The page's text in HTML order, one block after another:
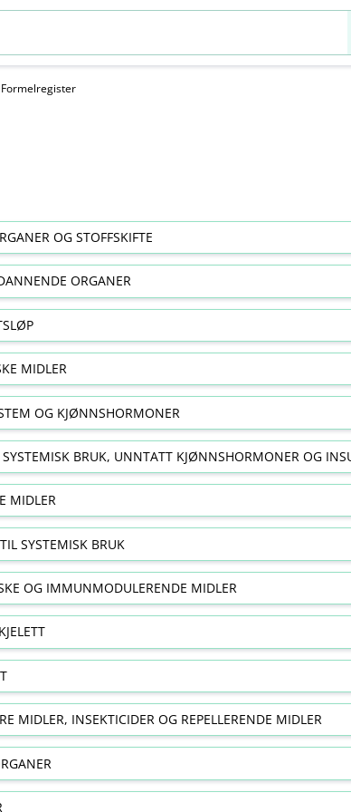
Formelregister
OG STOFFSKIFTE
ORGANER
MIDLER
OG KJØNNSHORMONER
BRUK, UNNTATT KJØNNSHORMONER OG
MIDLER
SYSTEMISK BRUK
OG IMMUNMODULERENDE MIDLER
MIDLER, INSEKTICIDER OG REPELLERENDE MIDLER